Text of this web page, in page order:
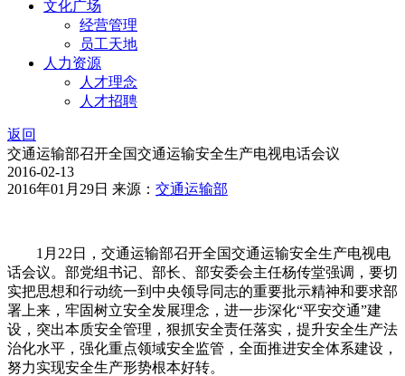
文化广场
经营管理
员工天地
人力资源
人才理念
人才招聘
返回
交通运输部召开全国交通运输安全生产电视电话会议
2016-02-13
2016年01月29日 来源： 交通运输部
1月22日，交通运输部召开全国交通运输安全生产电视电
话会议。部党组书记、部长、部安委会主任杨传堂强调，要切
实把思想和行动统一到中央领导同志的重要批示精神和要求部
署上来，牢固树立安全发展理念，进一步深化“平安交通”建
设，突出本质安全管理，狠抓安全责任落实，提升安全生产法
治化水平，强化重点领域安全监管，全面推进安全体系建设，
努力实现安全生产形势根本好转。